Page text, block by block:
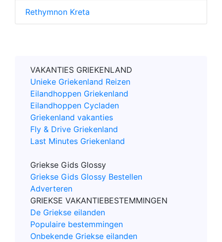
Rethymnon Kreta
VAKANTIES GRIEKENLAND
Unieke Griekenland Reizen
Eilandhoppen Griekenland
Eilandhoppen Cycladen
Griekenland vakanties
Fly & Drive Griekenland
Last Minutes Griekenland
Griekse Gids Glossy
Griekse Gids Glossy Bestellen
Adverteren
GRIEKSE VAKANTIEBESTEMMINGEN
De Griekse eilanden
Populaire bestemmingen
Onbekende Griekse eilanden